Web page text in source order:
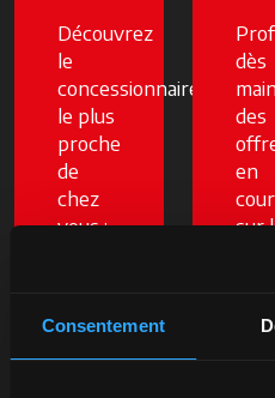
Consentement
Découvrez
le
concessionnaire
le plus
proche
de
chez
vous :
écoute
vous
dès
des
en
sur